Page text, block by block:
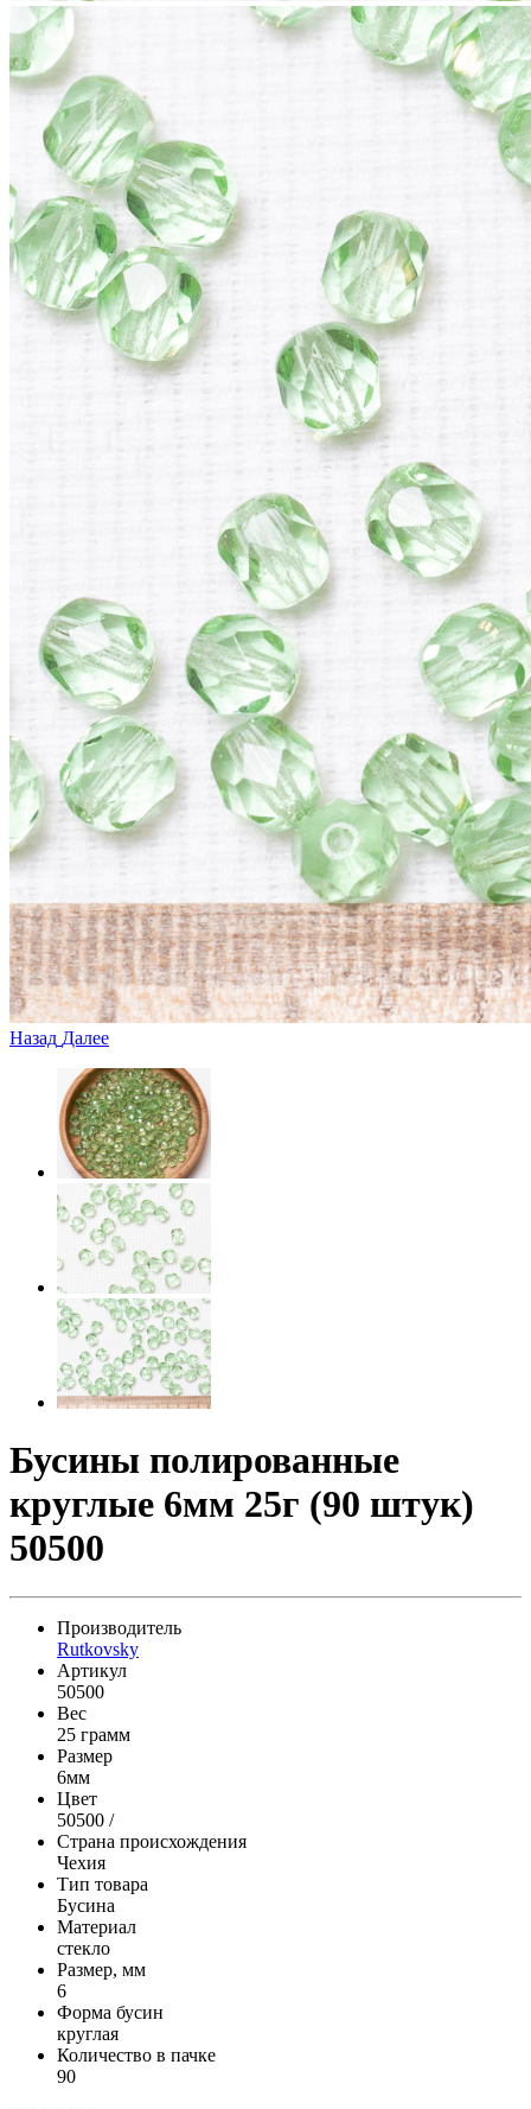
Назад Далее
Бусины полированные
круглые 6мм 25г (90 штук)
50500
Производитель
Rutkovsky
Артикул
50500
Вес
25 грамм
Размер
6мм
Цвет
50500 /
Страна происхождения
Чехия
Тип товара
Бусина
Материал
стекло
Размер, мм
6
Форма бусин
круглая
Количество в пачке
90